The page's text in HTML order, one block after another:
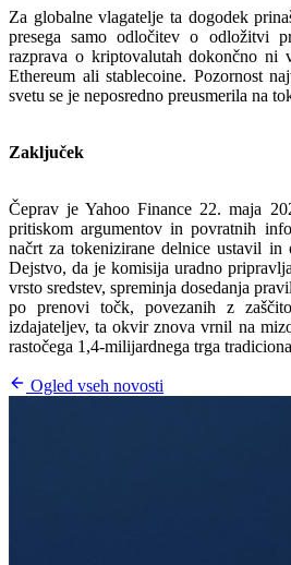
Za globalne vlagatelje ta dogodek
presega samo odločitev o odložitvi
razprava o kriptovalutah dokončno ni
Ethereum ali stablecoine. Pozornost
svetu se je neposredno preusmerila na
Zaključek
Čeprav je Yahoo Finance 22. maja
pritiskom argumentov in povratnih
načrt za tokenizirane delnice ustavil in
Dejstvo, da je komisija uradno
vrsto sredstev, spreminja dosedanja
po prenovi točk, povezanih z
izdajateljev, ta okvir znova vrnil na
rastočega 1,4-milijardnega trga
Ogled vseh novosti